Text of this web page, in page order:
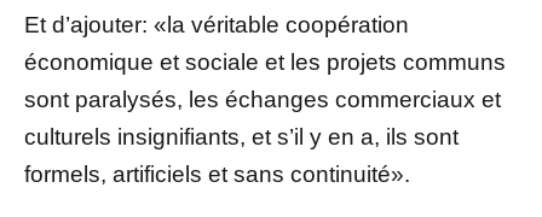
Et d’ajouter: «la véritable coopération
économique et sociale et les projets communs
sont paralysés, les échanges commerciaux et
culturels insignifiants, et s’il y en a, ils sont
formels, artificiels et sans continuité».